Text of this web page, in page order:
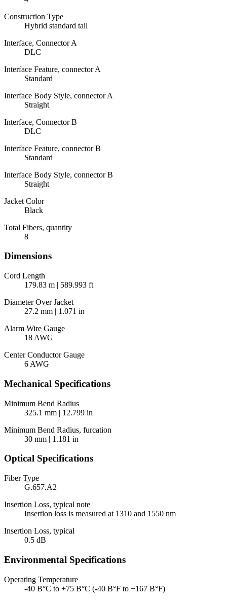
Construction Type
Hybrid standard tail
Interface, Connector A
DLC
Interface Feature, connector A
Standard
Interface Body Style, connector A
Straight
Interface, Connector B
DLC
Interface Feature, connector B
Standard
Interface Body Style, connector B
Straight
Jacket Color
Black
Total Fibers, quantity
8
Dimensions
Cord Length
179.83 m | 589.993 ft
Diameter Over Jacket
27.2 mm | 1.071 in
Alarm Wire Gauge
18 AWG
Center Conductor Gauge
6 AWG
Mechanical Specifications
Minimum Bend Radius
325.1 mm | 12.799 in
Minimum Bend Radius, furcation
30 mm | 1.181 in
Optical Specifications
Fiber Type
G.657.A2
Insertion Loss, typical note
Insertion loss is measured at 1310 and 1550 nm
Insertion Loss, typical
0.5 dB
Environmental Specifications
Operating Temperature
-40 В°C to +75 В°C (-40 В°F to +167 В°F)